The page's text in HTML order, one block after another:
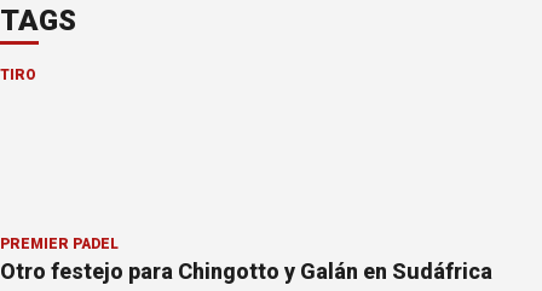
TAGS
TIRO
PREMIER PÁDEL
Otro festejo para Chingotto y Galán en Sudáfrica